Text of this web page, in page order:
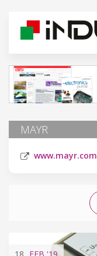
MAYR
www.mayr.com